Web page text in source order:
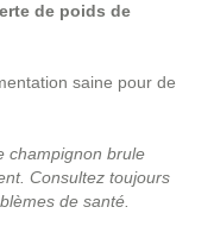
de poids de
saine pour de
champignon brule
Consultez toujours
de santé.